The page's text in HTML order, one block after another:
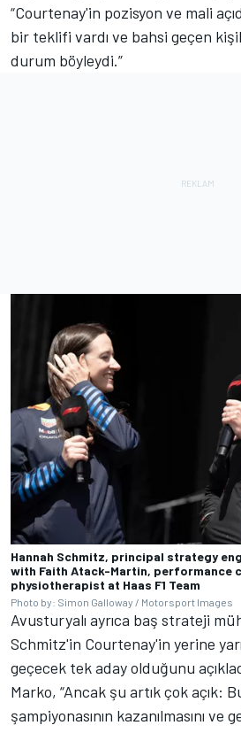
“Courtenay'in pozisyon ve mali
bir teklifi vardı ve bahsi geçen
durum böyleydi.”
Hannah Schmitz, principal strategy
with Faith Atack-Martin, performance
physiotherapist at Haas F1 Team
Photo by: Simon Galloway / Motorsport Images
Avusturyalı ayrıca baş strateji
Schmitz'in Courtenay'in yerine
geçecek tek aday olduğunu
Marko, “Ancak şu artık çok açık:
şampiyonasının kazanılmasını ve